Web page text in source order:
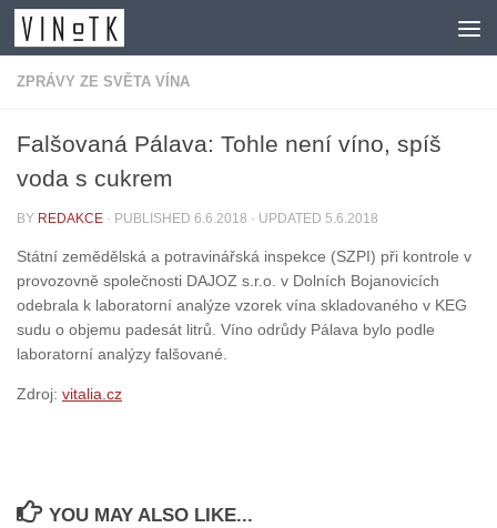
Skip to content
ZPRÁVY ZE SVĚTA VÍNA
Falšovaná Pálava: Tohle není víno, spíš
voda s cukrem
BY REDAKCE · PUBLISHED 6.6.2018 · UPDATED 5.6.2018
Státní zemědělská a potravinářská inspekce (SZPI) při kontrole v
provozovně společnosti DAJOZ s.r.o. v Dolních Bojanovicích
odebrala k laboratorní analýze vzorek vína skladovaného v KEG
sudu o objemu padesát litrů. Víno odrůdy Pálava bylo podle
laboratorní analýzy falšované.
Zdroj: vitalia.cz
YOU MAY ALSO LIKE...